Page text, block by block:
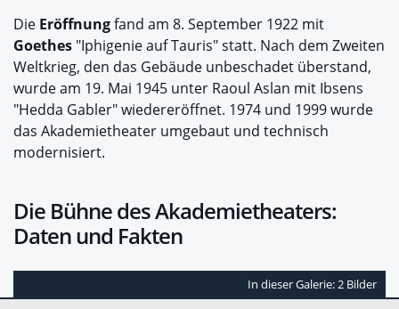
Die Eröffnungfand am 8. September 1922 mit
Goethes "Iphigenie auf Tauris" statt. Nach dem Zweiten
Weltkrieg, den das Gebäude unbeschadet überstand,
wurde am 19. Mai 1945 unter Raoul Aslan mit Ibsens
"Hedda Gabler" wiedereröffnet. 1974 und 1999 wurde
das Akademietheater umgebaut und technisch
modernisiert.
Die Bühne des Akademietheaters:
Daten und Fakten
In dieser Galerie: 2 Bilder